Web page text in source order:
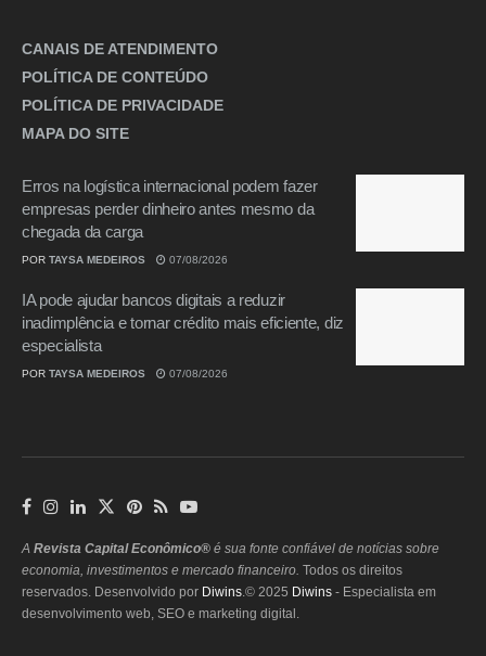
CANAIS DE ATENDIMENTO
POLÍTICA DE CONTEÚDO
POLÍTICA DE PRIVACIDADE
MAPA DO SITE
Erros na logística internacional podem fazer
empresas perder dinheiro antes mesmo da
chegada da carga
POR TAYSA MEDEIROS 07/08/2026
IA pode ajudar bancos digitais a reduzir
inadimplência e tornar crédito mais eficiente, diz
especialista
POR TAYSA MEDEIROS 07/08/2026
A Revista Capital Econômico® é sua fonte confiável de notícias sobre
economia, investimentos e mercado financeiro. Todos os direitos
reservados. Desenvolvido por Diwins.© 2025 Diwins - Especialista em
desenvolvimento web, SEO e marketing digital.